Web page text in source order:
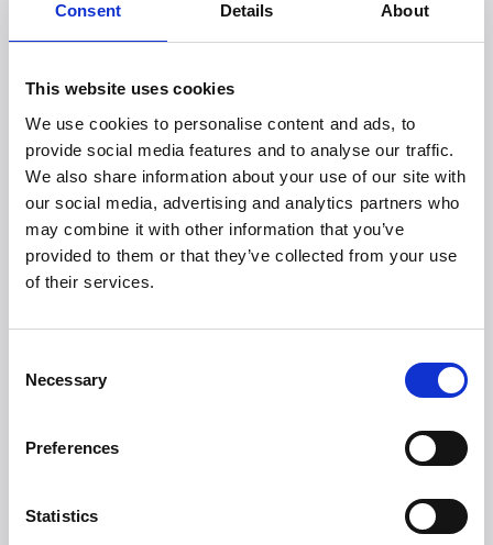
Consent Details About
This website uses cookies
We use cookies to personalise content and ads, to
provide social media features and to analyse our traffic.
We also share information about your use of our site with
our social media, advertising and analytics partners who
may combine it with other information that you’ve
provided to them or that they’ve collected from your use
of their services.
Selection
Necessary
Preferences
Statistics
Se produkter (B2B)
Leter du etter flere
merker?
Mer enn 50 internasjonale merker stoler på
Witt.